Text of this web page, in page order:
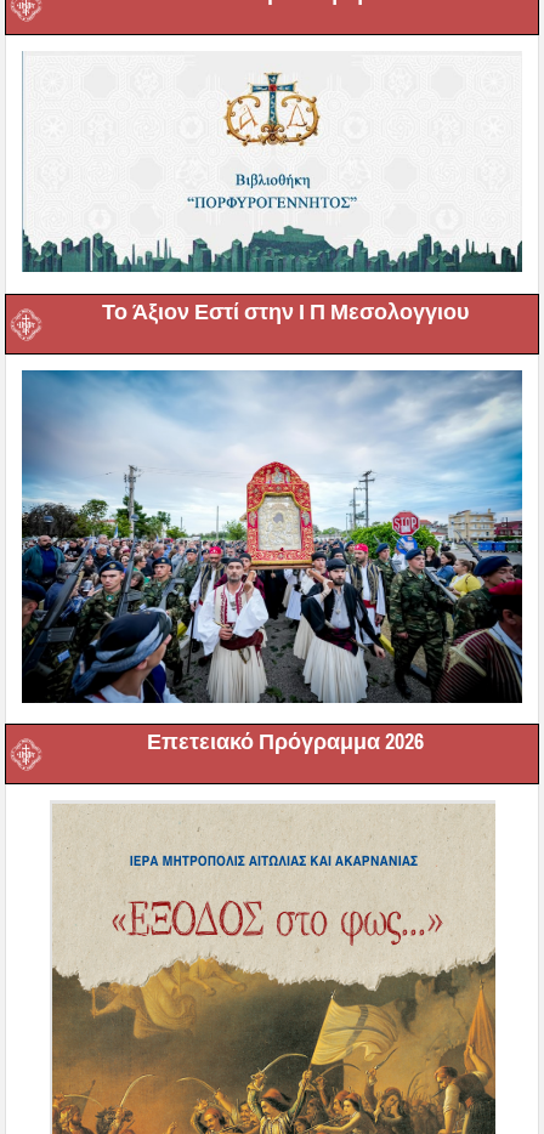
Το Άξιον Εστί στην Ι Π Μεσολογγιου
Επετειακό Πρόγραμμα 2026